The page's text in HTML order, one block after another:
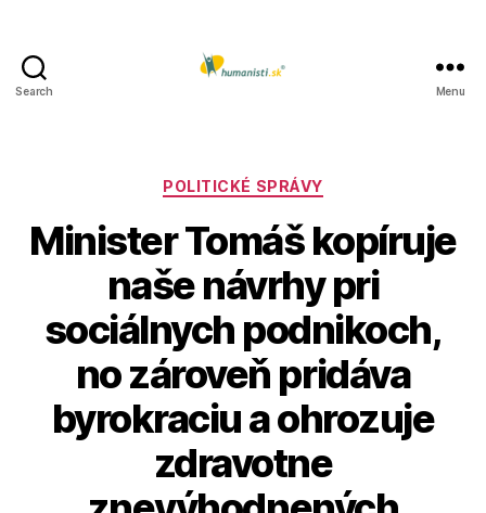
Search Menu
Kategórie
POLITICKÉ SPRÁVY
Minister Tomáš kopíruje
naše návrhy pri
sociálnych podnikoch,
no zároveň pridáva
byrokraciu a ohrozuje
zdravotne